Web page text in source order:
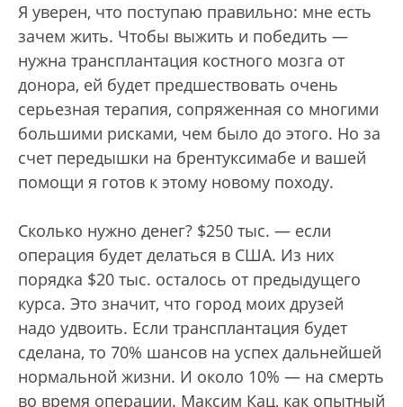
Я уверен, что поступаю правильно: мне есть
зачем жить. Чтобы выжить и победить —
нужна трансплантация костного мозга от
донора, ей будет предшествовать очень
серьезная терапия, сопряженная со многими
большими рисками, чем было до этого. Но за
счет передышки на брентуксимабе и вашей
помощи я готов к этому новому походу.
Сколько нужно денег? $250 тыс. — если
операция будет делаться в США. Из них
порядка $20 тыс. осталось от предыдущего
курса. Это значит, что город моих друзей
надо удвоить. Если трансплантация будет
сделана, то 70% шансов на успех дальнейшей
нормальной жизни. И около 10% — на смерть
во время операции. Максим Кац, как опытный